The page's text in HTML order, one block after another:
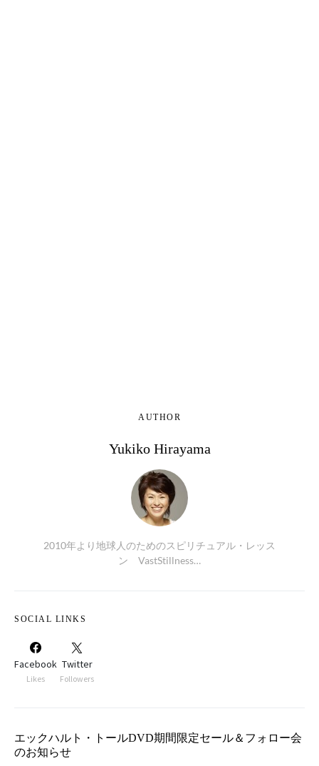
AUTHOR
Yukiko Hirayama
2010年より地球人のためのスピリチュアル・レッス
ン VastStillness…
SOCIAL LINKS
Facebook
Likes
Twitter
Followers
エックハルト・トールDVD期間限定セール＆フォロー会
のお知らせ